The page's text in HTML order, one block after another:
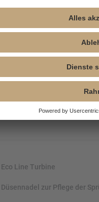
HE21N:Standardkopf,
W&H-Kupplung
Eco Line Turbine
Düsennadel zur Pflege der